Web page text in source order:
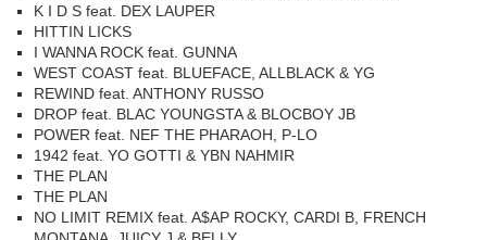
K I D S feat. DEX LAUPER
HITTIN LICKS
I WANNA ROCK feat. GUNNA
WEST COAST feat. BLUEFACE, ALLBLACK & YG
REWIND feat. ANTHONY RUSSO
DROP feat. BLAC YOUNGSTA & BLOCBOY JB
POWER feat. NEF THE PHARAOH, P-LO
1942 feat. YO GOTTI & YBN NAHMIR
THE PLAN
THE PLAN
NO LIMIT REMIX feat. A$AP ROCKY, CARDI B, FRENCH